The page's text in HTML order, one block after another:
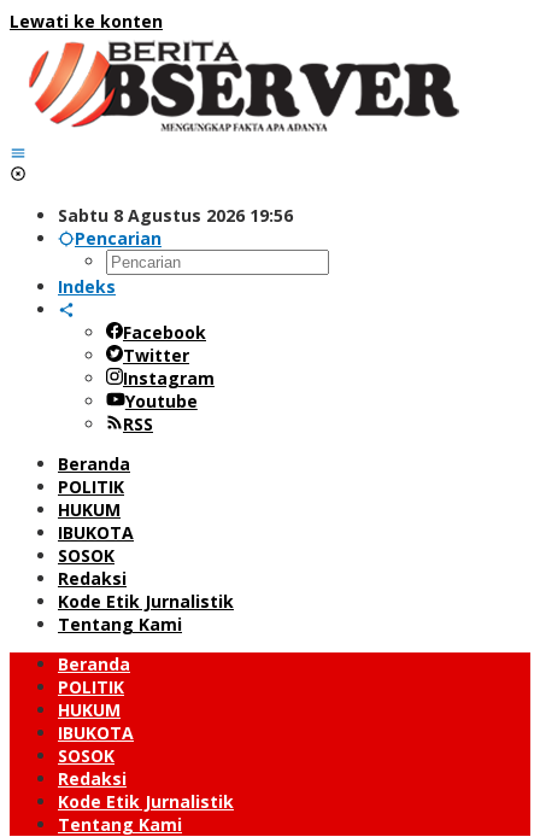
Lewati ke konten
Sabtu 8 Agustus 2026 19:56
Pencarian
Indeks
Facebook
Twitter
Instagram
Youtube
RSS
Beranda
POLITIK
HUKUM
IBUKOTA
SOSOK
Redaksi
Kode Etik Jurnalistik
Tentang Kami
Beranda
POLITIK
HUKUM
IBUKOTA
SOSOK
Redaksi
Kode Etik Jurnalistik
Tentang Kami